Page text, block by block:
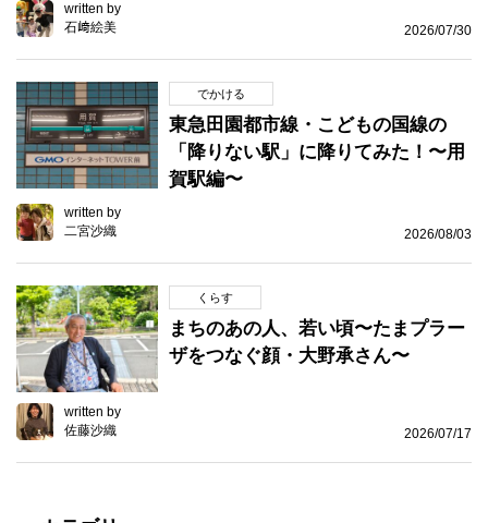
written by
石﨑絵美
2026/07/30
でかける
東急田園都市線・こどもの国線の
「降りない駅」に降りてみた！〜用
賀駅編〜
written by
二宮沙織
2026/08/03
くらす
まちのあの人、若い頃〜たまプラー
ザをつなぐ顔・大野承さん〜
written by
佐藤沙織
2026/07/17